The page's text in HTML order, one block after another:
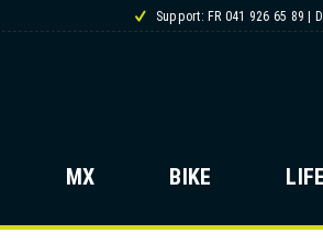
Support: FR 041 926 65 89 |
MX BIKE